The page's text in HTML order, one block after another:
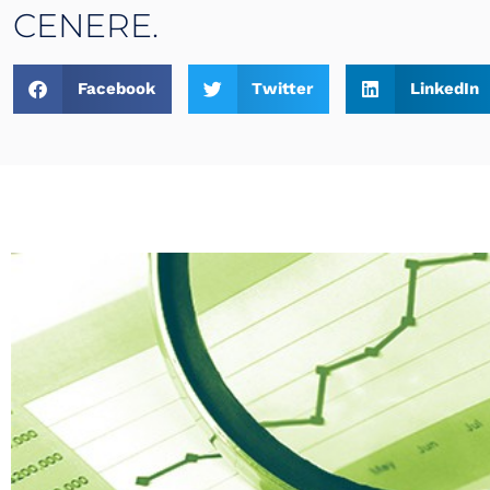
CENERE.
Facebook Twitter LinkedIn